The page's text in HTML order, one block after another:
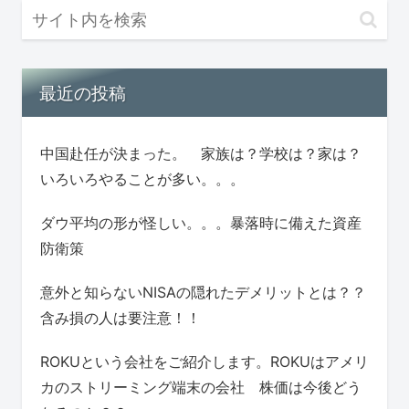
最近の投稿
中国赴任が決まった。 家族は？学校は？家は？
いろいろやることが多い。。。
ダウ平均の形が怪しい。。。暴落時に備えた資産
防衛策
意外と知らないNISAの隠れたデメリットとは？？
含み損の人は要注意！！
ROKUという会社をご紹介します。ROKUはアメリ
カのストリーミング端末の会社 株価は今後どう